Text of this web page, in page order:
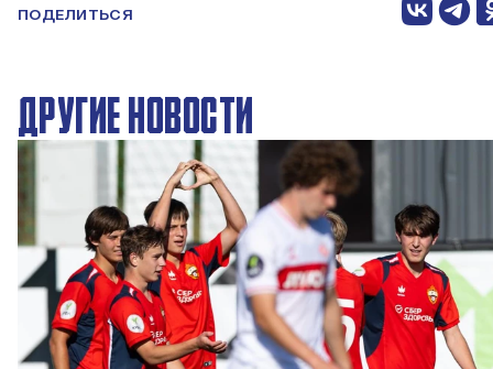
ПОДЕЛИТЬСЯ
ДРУГИЕ НОВОСТИ